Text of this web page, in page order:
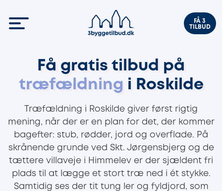
FÅ 3
TILBUD
Få gratis tilbud på
træfældning i Roskilde
Træfældning i Roskilde giver først rigtig
mening, når der er en plan for det, der kommer
bagefter: stub, rødder, jord og overflade. På
skrånende grunde ved Skt. Jørgensbjerg og de
tættere villaveje i Himmelev er der sjældent fri
plads til at lægge et stort træ ned i ét stykke.
Samtidig ses der tit tung ler og fyldjord, som